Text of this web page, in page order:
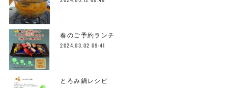
春のご予約ランチ
2024.03.02 09:41
とろみ鍋レシピ